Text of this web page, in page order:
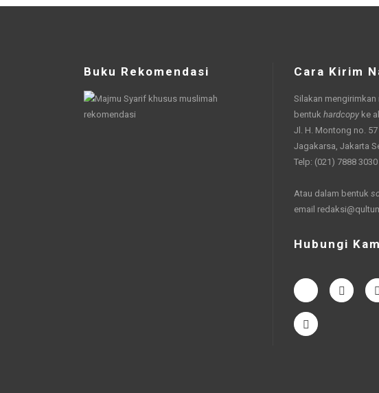
Buku Rekomendasi Cara Kirim
Silakan mengirimkan
bentuk hardcopy ke
Jl. H. Montong no. 57
Jagakarsa, Jakarta
Telp: (021) 7888 3030
Atau dalam bentuk
email
Hubungi